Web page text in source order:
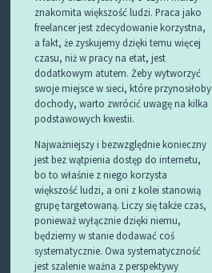
znakomita większość ludzi. Praca jako
freelancer jest zdecydowanie korzystna,
a fakt, że zyskujemy dzięki temu więcej
czasu, niż w pracy na etat, jest
dodatkowym atutem. Żeby wytworzyć
swoje miejsce w sieci, które przynosiłoby
dochody, warto zwrócić uwagę na kilka
podstawowych kwestii.
Najważniejszy i bezwzględnie konieczny
jest bez wątpienia dostęp do internetu,
bo to właśnie z niego korzysta
większość ludzi, a oni z kolei stanowią
grupę targetowaną. Liczy się także czas,
ponieważ wyłącznie dzięki niemu,
będziemy w stanie dodawać coś
systematycznie. Owa systematyczność
jest szalenie ważna z perspektywy